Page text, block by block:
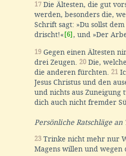
17 Die Ältesten, die gut
werden, besonders die,
Schrift sagt: »Du sollst
drischt!« [6] , und »Der
19 Gegen einen Ältesten
drei Zeugen. 20 Die,
die anderen fürchten. 21
Jesus Christus und den
und nichts aus Zuneigung
dich auch nicht fremder
Persönliche Ratschläge
23 Trinke nicht mehr nur
Magens willen und wegen